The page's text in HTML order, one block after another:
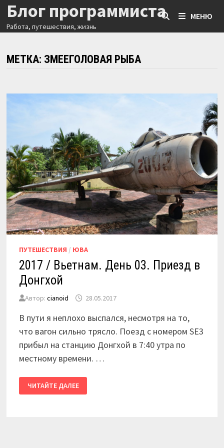
Перейти
содержимому
Блог программиста
Работа, путешествия, жизнь
МЕНЮ
МЕТКА: ЗМЕЕГОЛОВАЯ РЫБА
ПУТЕШЕСТВИЯ / ЮВА
2017 / Вьетнам. День 03. Приезд в
Донгхой
Автор: cianoid 28.05.2017
В пути я неплохо выспался, несмотря на то,
что вагон сильно трясло. Поезд с номером SE3
прибыл на станцию Донгхой в 7:40 утра по
местному времени. …
2017
/
ВЬЕТНАМ.
ЧИТАЙТЕ ДАЛЕЕ